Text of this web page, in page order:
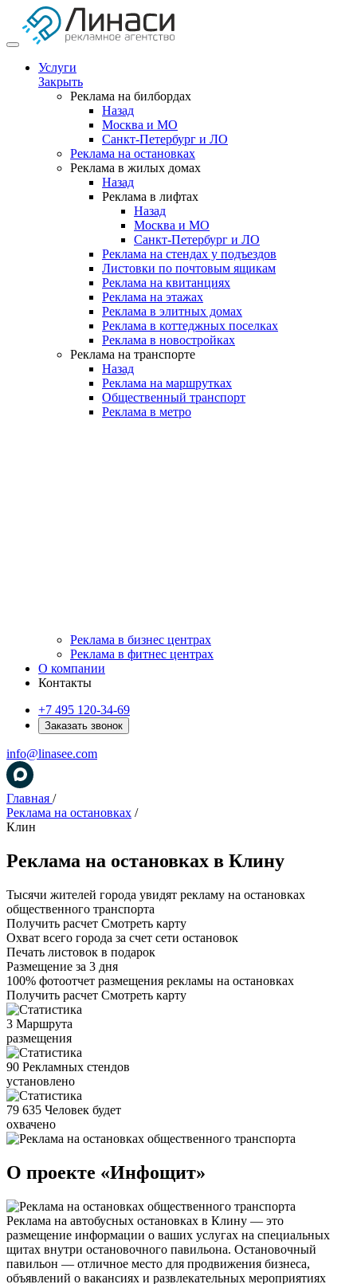
Услуги
Закрыть
Реклама на билбордах
Назад
Москва и МО
Санкт-Петербург и ЛО
Реклама на остановках
Реклама в жилых домах
Назад
Реклама в лифтах
Назад
Москва и МО
Санкт-Петербург и ЛО
Реклама на стендах у подъездов
Листовки по почтовым ящикам
Реклама на квитанциях
Реклама на этажах
Реклама в элитных домах
Реклама в коттеджных поселках
Реклама в новостройках
Реклама на транспорте
Назад
Реклама на маршрутках
Общественный транспорт
Реклама в метро
Реклама в бизнес центрах
Реклама в фитнес центрах
О компании
Контакты
+7 495 120-34-69
Заказать звонок
info@linasee.com
Главная /
Реклама на остановках /
Клин
Реклама на остановках в Клину
Тысячи жителей города увидят рекламу на остановках
общественного транспорта
Получить расчет Смотреть карту
Охват всего города за счет сети остановок
Печать листовок в подарок
Размещение за 3 дня
100% фотоотчет размещения рекламы на остановках
Получить расчет Смотреть карту
3 Маршрута
размещения
90 Рекламных стендов
установлено
79 635 Человек будет
охвачено
О проекте «Инфощит»
Реклама на автобусных остановках в Клину — это
размещение информации о ваших услугах на специальных
щитах внутри остановочного павильона. Остановочный
павильон — отличное место для продвижения бизнеса,
объявлений о вакансиях и развлекательных мероприятиях